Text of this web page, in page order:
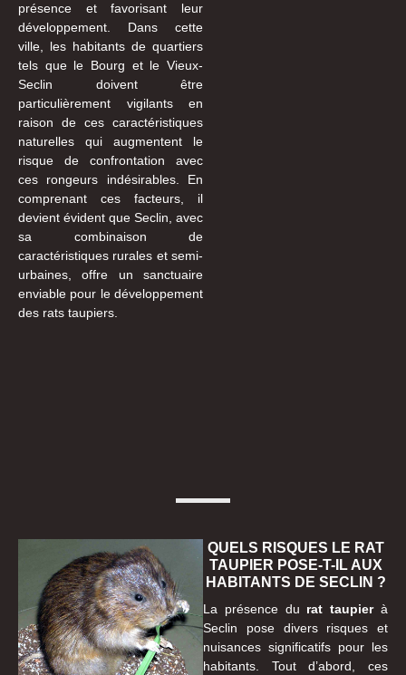
présence et favorisant leur
développement. Dans cette
ville, les habitants de quartiers
tels que le Bourg et le Vieux-
Seclin doivent être
particulièrement vigilants en
raison de ces caractéristiques
naturelles qui augmentent le
risque de confrontation avec
ces rongeurs indésirables. En
comprenant ces facteurs, il
devient évident que Seclin, avec
sa combinaison de
caractéristiques rurales et semi-
urbaines, offre un sanctuaire
enviable pour le développement
des rats taupiers.
QUELS RISQUES LE RAT
TAUPIER POSE-T-IL AUX
HABITANTS DE SECLIN ?
La présence du rat taupierà
Seclin pose divers risques et
nuisances significatifs pour les
habitants. Tout d’abord, ces